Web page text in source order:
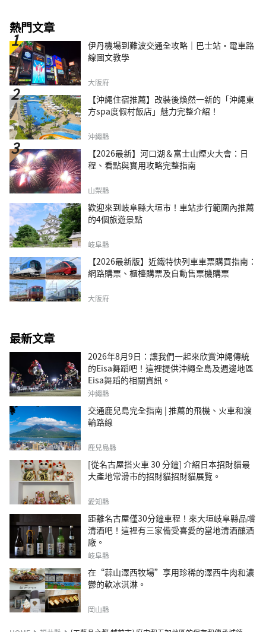
熱門文章
伊丹機場到難波交通全攻略｜巴士站・電車路
線圖文教學
大阪府
【沖繩住宿推薦】改裝後煥然一新的「沖繩東
方spa度假村飯店」魅力完整介紹！
沖繩縣
【2026最新】河口湖＆富士山煙火大會：日
程、看點與實用攻略完整指南
山梨縣
歡迎來到岐阜縣大垣市！車站步行範圍內推薦
的4個旅遊景點
岐阜縣
【2026最新版】近鐵特快列車車票購買指南：
網路購票、櫃檯購票及自動售票機購票
大阪府
最新文章
2026年8月9日：讓我們一起來欣賞沖繩傳統
的Eisa舞蹈吧！這裡提供沖繩全島及週邊地區
Eisa舞蹈的相關資訊。
沖繩縣
交通鹿兒島完全指南 | 推薦的飛機、火車和渡
輪路線
鹿兒島縣
[從名古屋搭火車 30 分鐘] 介紹日本招財貓最
大產地常滑市的招財貓招財貓展覽。
愛知縣
距離名古屋僅30分鐘車程！來大垣岐阜縣品嚐
清酒吧！這裡有三家備受喜愛的當地清酒釀酒
廠。
岐阜縣
在“蒜山澤西牧場”享用珍稀的澤西牛肉和濃
鬱的軟冰淇淋。
岡山縣